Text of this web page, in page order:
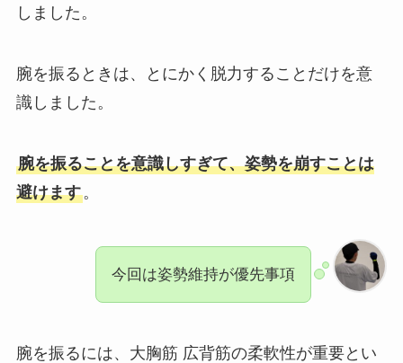
しました。
腕を振るときは、とにかく脱力することだけを意
識しました。
腕を振ることを意識しすぎて、姿勢を崩すことは
避けます。
今回は姿勢維持が優先事項
腕を振るには、大胸筋 広背筋の柔軟性が重要とい